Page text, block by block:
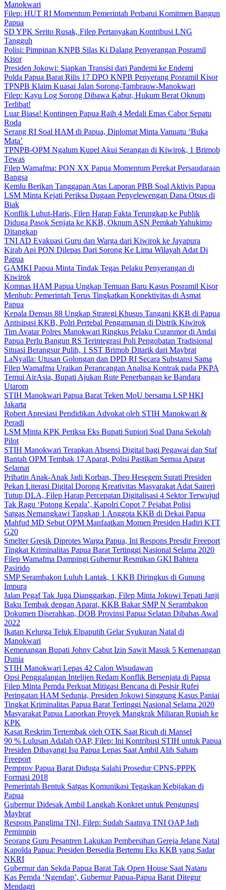
Manokwari
Filep: HUT RI Momentum Pemerintah Perbarui Komitmen Bangun
Papua
SD YPK Serito Rusak, Filep Pertanyakan Kontribusi LNG
Tangguh
Polisi: Pimpinan KNPB Silas Ki Dalang Penyerangan Posramil
Kisor
Presiden Jokowi: Siapkan Transisi dari Pandemi ke Endemi
Polda Papua Barat Rilis 17 DPO KNPB Penyerang Posramil Kisor
TPNPB Klaim Kuasai Jalan Sorong-Tambrauw-Manokwari
Filep: Kayu Log Sorong Dibawa Kabur, Hukum Berat Oknum
Terlibat!
Luar Biasa! Kontingen Papua Raih 4 Medali Emas Cabor Sepatu
Roda
Serang RI Soal HAM di Papua, Diplomat Minta Vanuatu ‘Buka
Mata’
TPNPB-OPM Ngalum Kupel Akui Serangan di Kiwirok, 1 Brimob
Tewas
Filep Wamafma: PON XX Papua Momentum Perekat Persaudaraan
Bangsa
Kemlu Berikan Tanggapan Atas Laporan PBB Soal Aktivis Papua
LSM Minta Kejati Periksa Dugaan Penyelewengan Dana Otsus di
Biak
Konflik Luhut-Haris, Filep Harap Fakta Terungkap ke Publik
Diduga Pasok Senjata ke KKB, Oknum ASN Pemkab Yahukimo
Ditangkap
TNI AD Evakuasi Guru dan Warga dari Kiwirok ke Jayapura
Kirab Api PON Dilepas Dari Sorong Ke Lima Wilayah Adat Di
Papua
GAMKI Papua Minta Tindak Tegas Pelaku Penyerangan di
Kiwirok
Komnas HAM Papua Ungkap Temuan Baru Kasus Posramil Kisor
Menhub: Pemerintah Terus Tingkatkan Konektivitas di Asmat
Papua
Kepala Densus 88 Ungkap Strategi Khusus Tangani KKB di Papua
Antisipasi KKB, Polri Pertebal Pengamanan di Distrik Kiwirok
Tim Avatar Polres Manokwari Ringkus Pelaku Curanmor di Andai
Papua Perlu Bangun RS Terintegrasi Poli Pengobatan Tradisional
Situasi Berangsur Pulih, 1 SST Brimob Ditarik dari Maybrat
LaNyalla: Utusan Golongan dan DPD RI Secara Substansi Sama
Filep Wamafma Uraikan Perancangan Analisa Kontrak pada PKPA
Temui AirAsia, Bupati Ajukan Rute Penerbangan ke Bandara
Utarom
STIH Manokwari Papua Barat Teken MoU bersama LSP HKI
Jakarta
Robert Apresiasi Pendidikan Advokat oleh STIH Manokwari &
Peradi
LSM Minta KPK Periksa Eks Bupati Supiori Soal Dana Sekolah
Pilot
STIH Manokwari Terapkan Absensi Digital bagi Pegawai dan Staf
Bantah OPM Tembak 17 Aparat, Polisi Pastikan Semua Aparat
Selamat
Prihatin Anak-Anak Jadi Korban, Theo Hesegem Surati Presiden
Pekan Literasi Digital Dorong Kreativitas Masyarakat Adat Saireri
Tutup DLA, Filep Harap Percepatan Digitalisasi 4 Sektor Terwujud
Tak Ragu ‘Potong Kepala’, Kapolri Copot 7 Pejabat Polisi
Satgas Nemangkawi Tangkap 1 Anggota KKB di Dekai Papua
Mahfud MD Sebut OPM Manfaatkan Momen Presiden Hadiri KTT
G20
Smelter Gresik Diprotes Warga Papua, Ini Respons Presdir Freeport
Tingkat Kriminalitas Papua Barat Tertinggi Nasional Selama 2020
Filep Wamafma Dampingi Gubernur Resmikan GKI Bahtera
Pasirido
SMP Serambakon Luluh Lantak, 1 KKB Diringkus di Gunung
Impura
Jalan Pegaf Tak Juga Dianggarkan, Filep Minta Jokowi Tepati Janji
Baku Tembak dengan Aparat, KKB Bakar SMP N Serambakon
Dokumen Diserahkan, DOB Provinsi Papua Selatan Dibahas Awal
2022
Ikatan Kelurga Teluk Elpaputih Gelar Syukuran Natal di
Manokwari
Kemenangan Bupati Johny Cabut Izin Sawit Masuk 5 Kemenangan
Dunia
STIH Manokwari Lepas 42 Calon Wisudawan
Opsi Penggalangan Intelijen Redam Konflik Bersenjata di Papua
Filep Minta Pemda Perkuat Mitigasi Bencana di Pesisir Rufei
Peringatan HAM Sedunia, Presiden Jokowi Singgung Kasus Paniai
Tingkat Kriminalitas Papua Barat Tertinggi Nasional Selama 2020
Masyarakat Papua Laporkan Proyek Mangkrak Miliaran Rupiah ke
KPK
Kasat Reskrim Tertembak oleh OTK Saat Ricuh di Mansel
90 % Lulusan Adalah OAP, Filep: Ini Kontribusi STIH untuk Papua
Presiden Dibayangi Isu Papua Lepas Saat Ambil Alih Saham
Freeport
Pemprov Papua Barat Diduga Salahi Prosedur CPNS-PPPK
Formasi 2018
Pemerintah Bentuk Satgas Komunikasi Tegaskan Kebijakan di
Papua
Gubernur Didesak Ambil Langkah Konkret untuk Pengungsi
Maybrat
Respons Panglima TNI, Filep: Sudah Saatnya TNI OAP Jadi
Pemimpin
Seorang Guru Pesantren Lakukan Pembersihan Gereja Jelang Natal
Kapolda Papua: Presiden Bersedia Bertemu Eks KKB yang Sadar
NKRI
Gubernur dan Sekda Papua Barat Tak Open House Saat Nataru
Kas Pemda ‘Ngendap’, Gubernur Papua-Papua Barat Ditegur
Mendagri